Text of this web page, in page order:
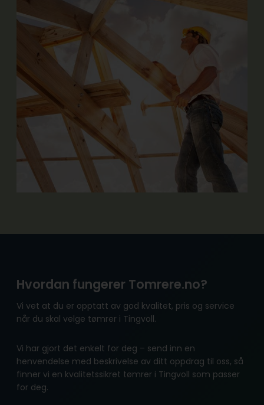
Hvordan fungerer Tomrere.no?
Vi vet at du er opptatt av god kvalitet, pris og service
når du skal velge tømrer i Tingvoll.
Vi har gjort det enkelt for deg – send inn en
henvendelse med beskrivelse av ditt oppdrag til oss, så
finner vi en kvalitetssikret tømrer i Tingvoll som passer
for deg.